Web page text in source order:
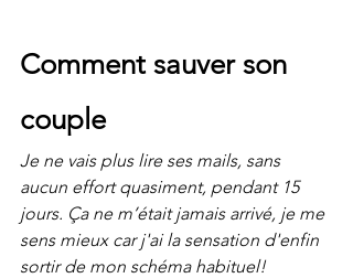
Comment sauver son
couple
Je ne vais plus lire ses mails, sans
aucun effort quasiment, pendant 15
jours. Ça ne m’était jamais arrivé, je me
sens mieux car j'ai la sensation d'enfin
sortir de mon schéma habituel!